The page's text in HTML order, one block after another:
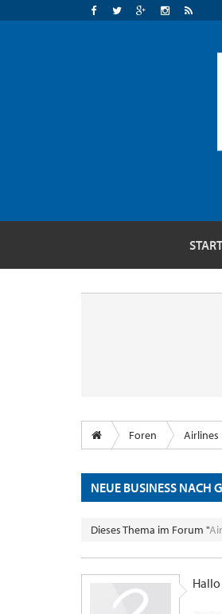
Foren Airlines
NEUE BUSINESS NACH
Dieses Thema im Forum "
Hallo